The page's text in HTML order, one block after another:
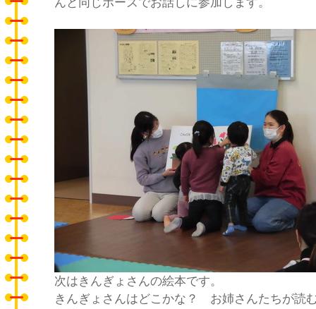
次はきんぎょさんの絵本です。
きんぎょさんはどこかな？ お姉さんたちが読